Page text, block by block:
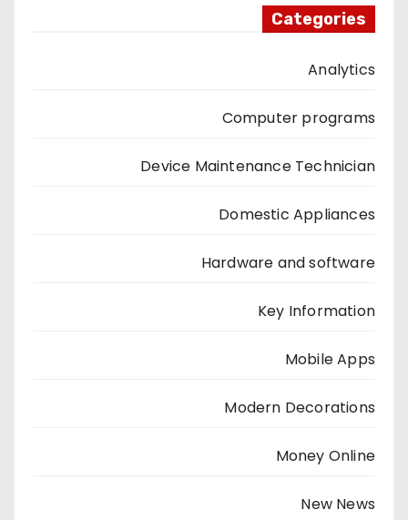
Categories
Analytics
Computer programs
Device Maintenance Technician
Domestic Appliances
Hardware and software
Key Information
Mobile Apps
Modern Decorations
Money Online
New News